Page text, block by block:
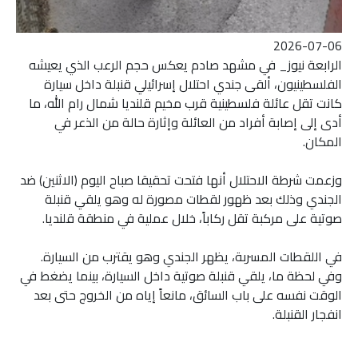
2026-07-06
الرابعة نيوز_ في مشهد صادم يعكس حجم الرعب الذي يعيشه
الفلسطينيون، ألقى جندي احتلال إسرائيلي قنبلة داخل سيارة
كانت تقل عائلة فلسطينية قرب مخيم قلنديا شمال رام الله، ما
أدى إلى إصابة أفراد من العائلة وإثارة حالة من الذعر في
المكان.
وزعمت شرطة الاحتلال أنها فتحت تحقيقا صباح اليوم (الاثنين) ضد
الجندي وذلك بعد ظهور لقطات مصورة له وهو يلقي قنبلة
صوتية على مركبة تقل ركاباً، خلال عملية في منطقة قلنديا.
في اللقطات المسربة، يظهر الجندي وهو يقترب من السيارة.
وفي لحظة ما، يلقي قنبلة صوتية داخل السيارة، بينما يضغط في
الوقت نفسه على باب السائق، مانعاً إياه من الخروج حتى بعد
انفجار القنبلة.